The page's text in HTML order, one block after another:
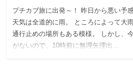
プチカブ旅に出発～！ 昨日から悪い予
天気は全道的に雨。 ところによって大
通行止めの場所もある模様。 しかし、
がないので、10時前に無理矢理出…